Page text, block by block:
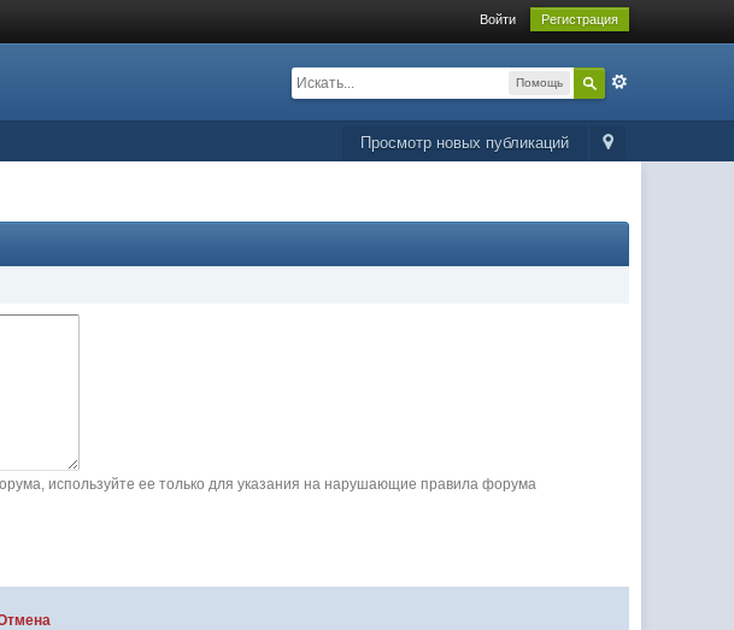
Войти Регистрация
Помощь
Просмотр новых публикаций
используйте ее только для указания на нарушающие правила форума